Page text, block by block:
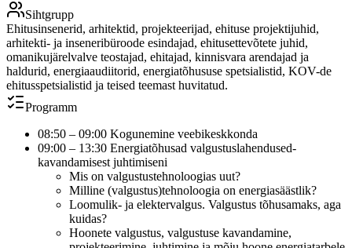
Sihtgrupp
Ehitusinsenerid, arhitektid, projekteerijad, ehituse projektijuhid,
arhitekti- ja inseneribüroode esindajad, ehitusettevõtete juhid,
omanikujärelvalve teostajad, ehitajad, kinnisvara arendajad ja
haldurid, energiaaudiitorid, energiatõhususe spetsialistid, KOV-de
ehitusspetsialistid ja teised teemast huvitatud.
Programm
08:50 – 09:00 Kogunemine veebikeskkonda
09:00 – 13:30 Energiatõhusad valgustuslahendused-
kavandamisest juhtimiseni
Mis on valgustustehnoloogias uut?
Milline (valgustus)tehnoloogia on energiasäästlik?
Loomulik- ja elektervalgus. Valgustus tõhusamaks, aga
kuidas?
Hoonete valgustus, valgustuse kavandamine,